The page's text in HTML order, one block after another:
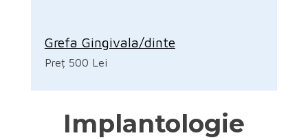
Grefa Gingivala/dinte
Preț 500 Lei
Implantologie